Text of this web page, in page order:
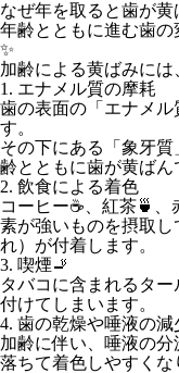
なぜ年を取ると歯が黄
年齢とともに進む歯
✨
加齢による黄ばみに
1. エナメル質の摩耗
歯の表面の「エナメル
す。
その下にある「象牙
齢とともに歯が黄ば
2. 飲食による着色
コーヒー☕、紅茶🍵
素が強いものを摂取
れ）が付着します。
3. 喫煙🚬
タバコに含まれるタ
付けてしまいます。
4. 歯の乾燥や唾液の減
加齢に伴い、唾液の
落ちて着色しやすくな